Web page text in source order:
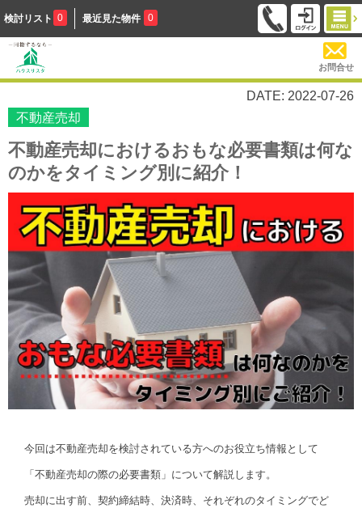
検討リスト 0 最近見た物件 0
お問合せ
DATE: 2022-07-26
不動産売却
不動産売却におけるおもな必要書類は何な
のかをタイミング別に紹介！
今回は不動産売却を検討されている方へのお役立ち情報として
「不動産売却の際の必要書類」について解説します。
売却に出す前、契約締結時、決済時、それぞれのタイミングでど